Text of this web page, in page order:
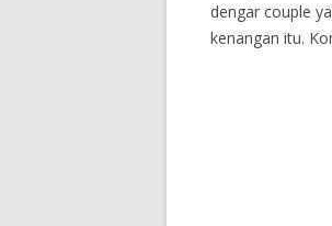
dengar couple
kenangan itu.